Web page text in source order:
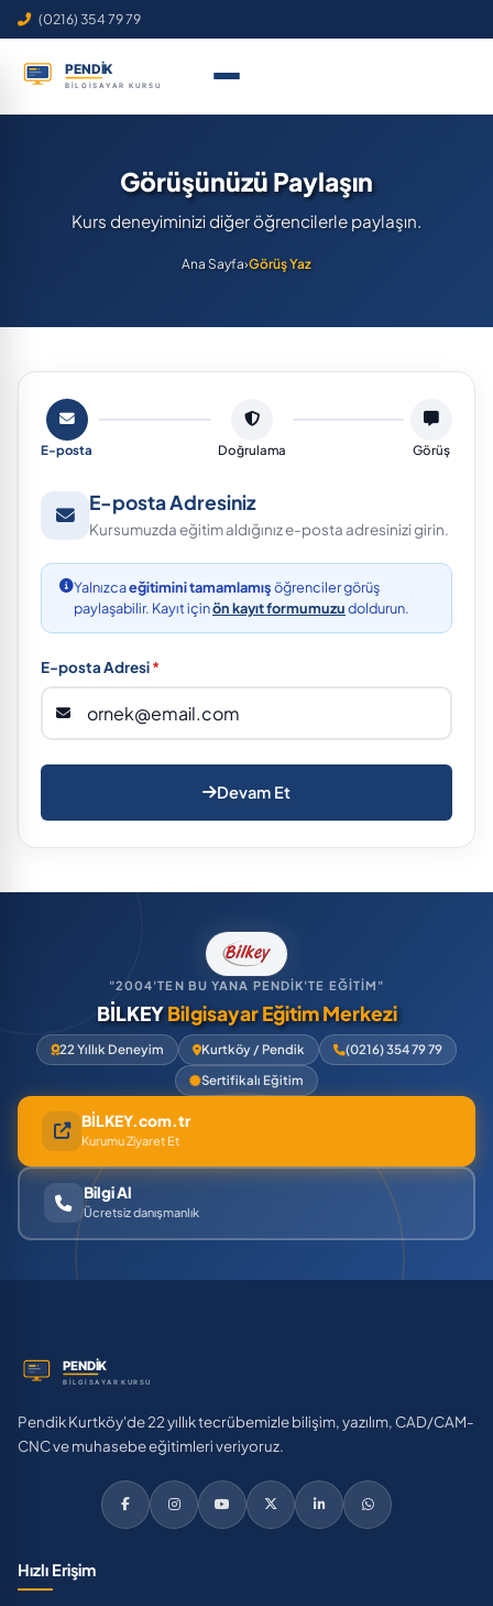
(0216) 354 79 79
Görüşünüzü Paylaşın
Kurs deneyiminizi diğer öğrencilerle paylaşın.
Ana Sayfa›Görüş Yaz
E-posta Doğrulama Görüş
E-posta Adresiniz
Kursumuzda eğitim aldığınız e-posta adresinizi girin.
Yalnızcaeğitimini tamamlamışöğrenciler görüş
paylaşabilir. Kayıt içinön kayıt formumuzudoldurun.
E-posta Adresi*
Devam Et
"2004'TEN BU YANA PENDİK'TE EĞİTİM"
BİLKEYBilgisayar Eğitim Merkezi
22 Yıllık Deneyim Kurtköy / Pendik
(0216) 354 79 79
Sertifikalı Eğitim
BİLKEY.com.tr
Kurumu Ziyaret Et
Bilgi Al
Ücretsiz danışmanlık
Pendik Kurtköy'de 22 yıllık tecrübemizle bilişim, yazılım, CAD/CAM-
CNC ve muhasebe eğitimleri veriyoruz.
Hızlı Erişim